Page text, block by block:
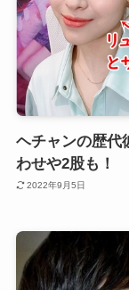
ヘチャンの歴代
わせや2股も！
2022年9月5日